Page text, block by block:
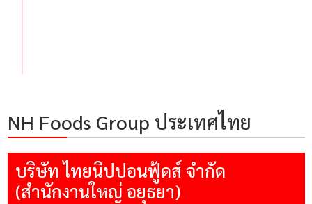
NH Foods Group ประเทศไทย
บริษัท ไทยนิปปอนฟู้ดส์ จำกัด
(สำนักงานใหญ่ อยุธยา)